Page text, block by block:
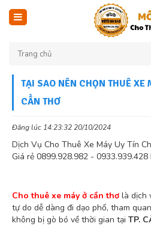
Trang chủ
TẠI SAO NÊN CHỌN THUÊ XE
CẦN THƠ
Đăng lúc 14:23:32 20/10/2024
Dịch Vụ Cho Thuê Xe Máy Uy Tín
Giá rẻ 0899.928.982 - 0933.939.428
Cho thuê xe máy ở cần thơ là dịch
tự do dễ dàng đi dạo phố, tham
không bị gò bó về thời gian tại TP.